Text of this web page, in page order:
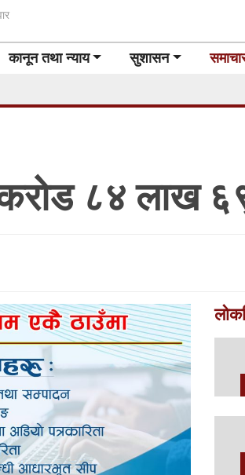
कानून तथा न्याय सुशासन
८४ लाख